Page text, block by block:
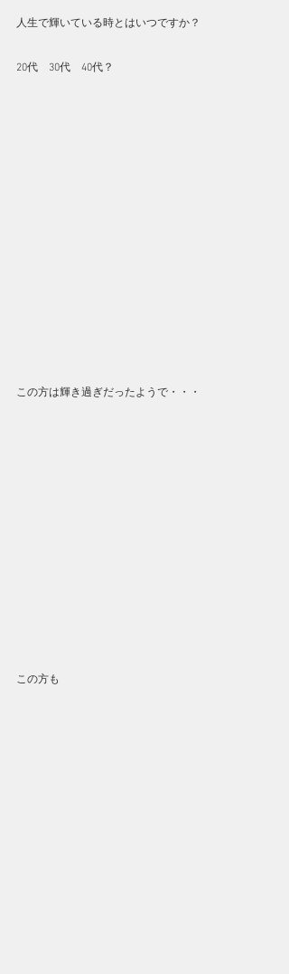
人生で輝いている時とはいつですか？
20代　30代　40代？
この方は輝き過ぎだったようで・・・
この方も